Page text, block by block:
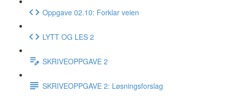
Oppgave 02.10: Forklar veien
LYTT OG LES 2
SKRIVEOPPGAVE 2
SKRIVEOPPGAVE 2: Løsningsforslag